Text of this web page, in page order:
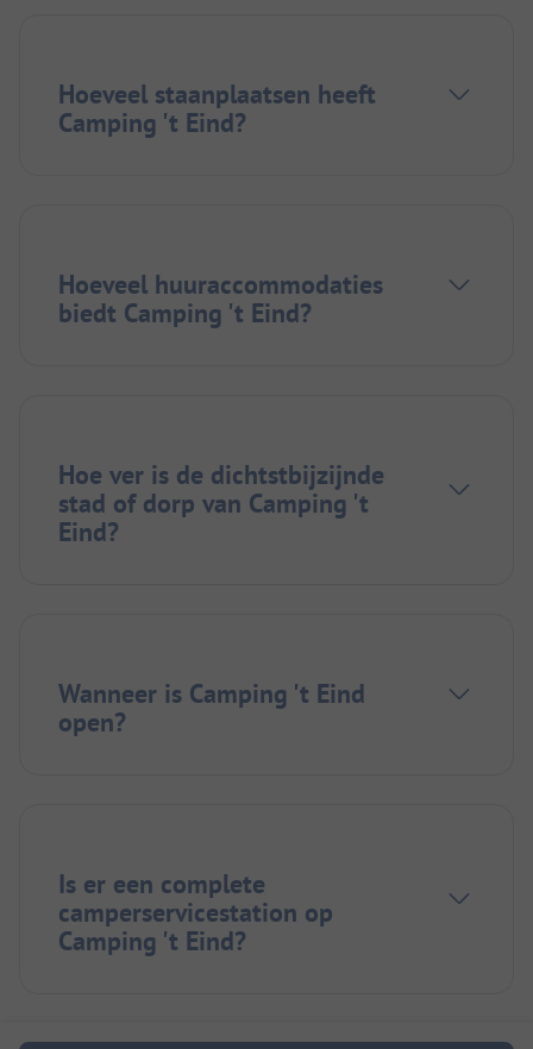
Hoeveel staanplaatsen heeft
Camping 't Eind?
Hoeveel huuraccommodaties
biedt Camping 't Eind?
Hoe ver is de dichtstbijzijnde
stad of dorp van Camping 't
Eind?
Wanneer is Camping 't Eind
open?
Is er een complete
camperservicestation op
Camping 't Eind?